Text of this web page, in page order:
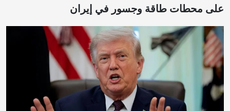
على محطات طاقة وجسور في إيران